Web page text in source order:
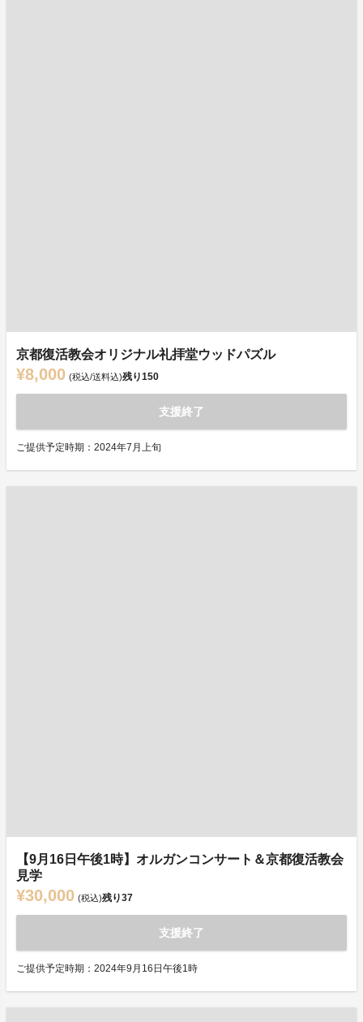
京都復活教会オリジナル礼拝堂ウッドパズル
¥8,000 (税込/送料込)残り150
支援終了
ご提供予定時期：2024年7月上旬
【9月16日午後1時】オルガンコンサート＆京都復活教会
見学
¥30,000 (税込)残り37
支援終了
ご提供予定時期：2024年9月16日午後1時